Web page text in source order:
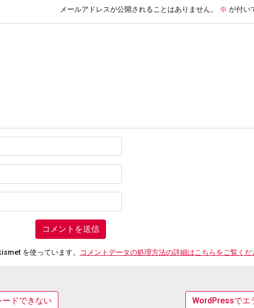
メールアドレスが公開されることはありません。 ※ が付い
を使っています。 コメントデータの処理方法の詳細はこちらをご覧くだ
ドできない WordPressでエ